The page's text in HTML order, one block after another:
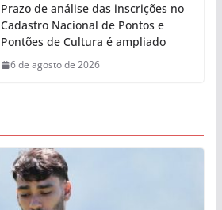
Prazo de análise das inscrições no
Cadastro Nacional de Pontos e
Pontões de Cultura é ampliado
6 de agosto de 2026